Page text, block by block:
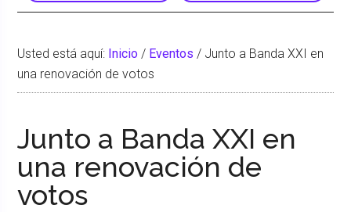
Usted está aquí: Inicio / Eventos / Junto a Banda XXI en
una renovación de votos
Junto a Banda XXI en
una renovación de
votos